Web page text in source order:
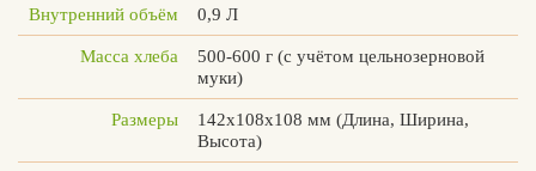
Внутренний объём 0,9 Л
Масса хлеба
500-600 г (с учётом цельнозерновой
муки)
Размеры
142х108х108 мм (Длина, Ширина,
Высота)